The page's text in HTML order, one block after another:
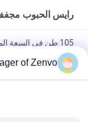
رايس الحبوب
الحيوية
من طريقة التدفئة
of Zenvo